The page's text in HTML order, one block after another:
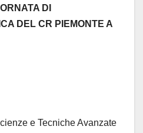
DI
DEL CR PIEMONTE A
e Tecniche Avanzate